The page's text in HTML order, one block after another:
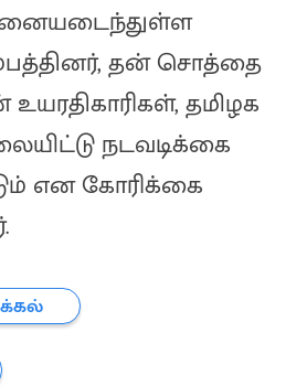
தன் சொத்தை
தமிழக
நடவடிக்கை
என கோரிக்கை